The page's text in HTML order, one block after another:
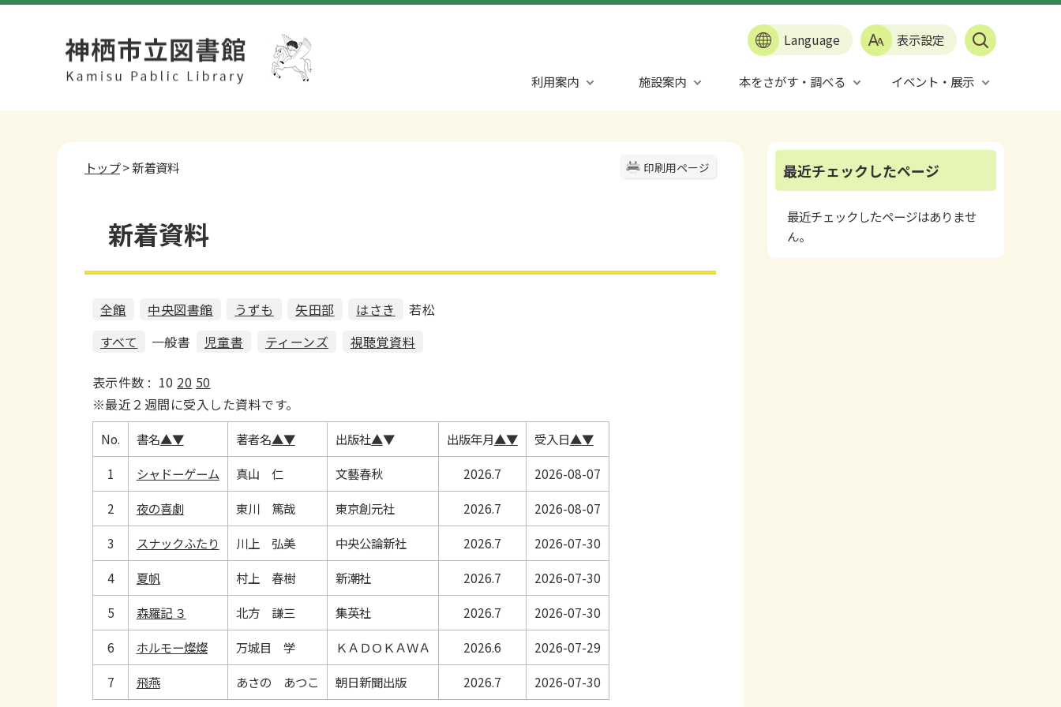
Language 表示設定
利用案内 施設案内 本をさがす・調べる イベント・展示
印刷用ページ
トップ> 新着資料
新着資料
全館 中央図書館 うずも 矢田部 はさき
若松
すべて
一般書 児童書 ティーンズ 視聴覚資料
表示件数 : 10 20 50
※最近２週間に受入した資料です。
No. 書名▲▼ 著者名▲▼ 出版社▲▼ 出版年月▲▼ 受入日▲▼
1
シャドーゲーム 真山 仁 文藝春秋 2026.7
2026-08-07
2
夜の喜劇 東川 篤哉 東京創元社 2026.7
2026-08-07
3
スナックふたり 川上 弘美 中央公論新社 2026.7
2026-07-30
4
夏帆 村上 春樹 新潮社 2026.7
2026-07-30
5
森羅記 ３ 北方 謙三 集英社 2026.7
2026-07-30
6
ホルモー燦燦 万城目 学 ＫＡＤＯＫＡＷＡ 2026.6
2026-07-29
7
飛燕 あさの あつこ 朝日新聞出版 2026.7 2026-07-30
最近チェックしたページ
最近チェックしたページはありませ
ん。